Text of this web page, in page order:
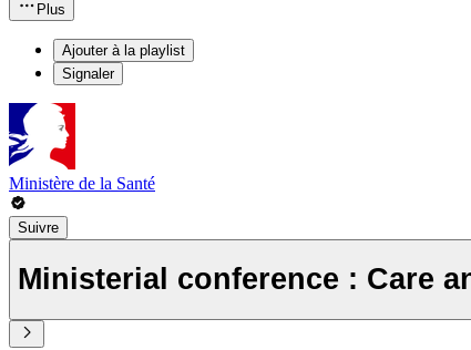
Plus
Ajouter à la playlist
Signaler
Ministère de la Santé
Suivre
Ministerial conference : Care